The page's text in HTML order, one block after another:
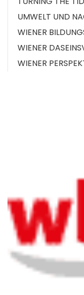
UMWELT UND
WIENER
WIENER
WIENER